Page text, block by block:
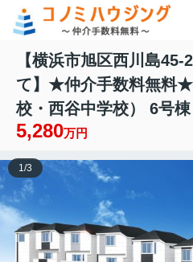
【横浜市旭区西川島
て】★仲介手数料無料★
校・西谷中学校） 6号棟
5,280万円
1/3